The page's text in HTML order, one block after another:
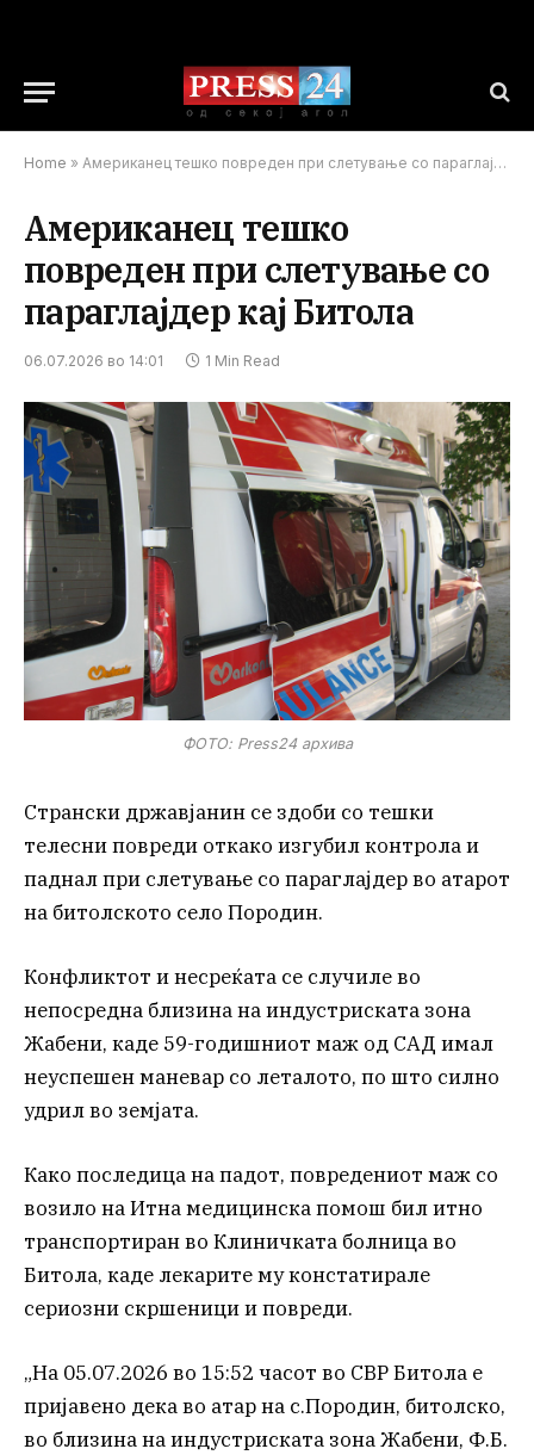
Home » Американец тешко повреден при слетување со параглајдер кај Битола
Американец тешко
повреден при слетување со
параглајдер кај Битола
06.07.2026 во 14:01 1 Min Read
ФОТО: Press24 архива
Странски државјанин се здоби со тешки
телесни повреди откако изгубил контрола и
паднал при слетување со параглајдер во атарот
на битолското село Породин.
Конфликтот и несреќата се случиле во
непосредна близина на индустриската зона
Жабени, каде 59-годишниот маж од САД имал
неуспешен маневар со леталото, по што силно
удрил во земјата.
Како последица на падот, повредениот маж со
возило на Итна медицинска помош бил итно
транспортиран во Клиничката болница во
Битола, каде лекарите му констатирале
сериозни скршеници и повреди.
„На 05.07.2026 во 15:52 часот во СВР Битола е
пријавено дека во атар на с.Породин, битолско,
во близина на индустриската зона Жабени, Ф.Б.